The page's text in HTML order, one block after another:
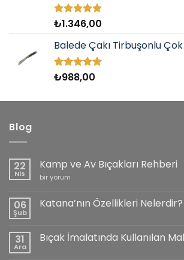
5 üzerinden
aldı
₺1.346,00
Balede Çakı Tirbuşonlu
5 üzerinden
₺988,00
Blog
22
Nis
Kamp ve Av Bıçakları Rehberi
Kamp
Bıçakları
Rehberi
bir yorum
06
Şub
Katana’nın Özellikleri Nelerdir?
Katana’nın
Özellikleri
Nelerdir?
31
Ara
Bıçak İmalatında Kullanılan